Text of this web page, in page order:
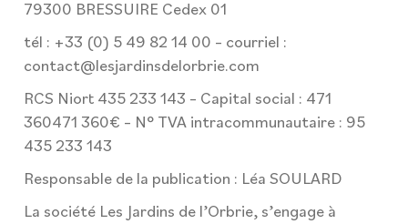
79300 BRESSUIRE Cedex 01
tél : +33 (0) 5 49 82 14 00 – courriel :
contact@lesjardinsdelorbrie.com
RCS Niort 435 233 143 – Capital social : 471
360471 360€ – N° TVA intracommunautaire : 95
435 233 143
Responsable de la publication : Léa SOULARD
La société Les Jardins de l’Orbrie, s’engage à